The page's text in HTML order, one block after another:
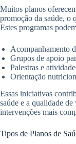
Muitos planos
promoção da saúde, o
Estes programas
Acompanhamento
Grupos de apoio
Palestras e
Orientação
Essas iniciativas
saúde e a qualidade
intervenções mais
Tipos de Planos de